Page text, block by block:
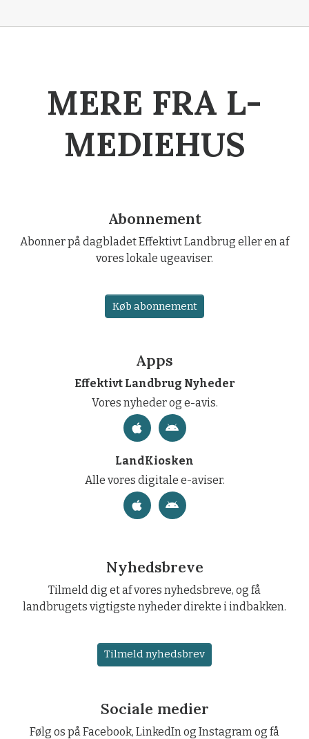
MERE FRA L-
MEDIEHUS
Abonnement
Abonner på dagbladet Effektivt Landbrug eller en af
vores lokale ugeaviser.
Køb abonnement
Apps
Effektivt Landbrug Nyheder
Vores nyheder og e-avis.
LandKiosken
Alle vores digitale e-aviser.
Nyhedsbreve
Tilmeld dig et af vores nyhedsbreve, og få
landbrugets vigtigste nyheder direkte i indbakken.
Tilmeld nyhedsbrev
Sociale medier
Følg os på Facebook, LinkedIn og Instagram og få